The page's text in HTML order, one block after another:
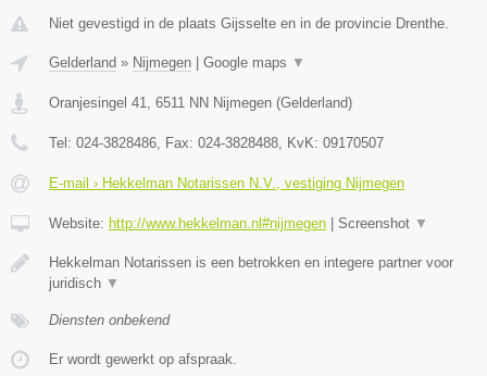
Niet gevestigd in de plaats Gijsselte en in de provincie Drenthe.
Gelderland » Nijmegen Google maps ▼
Oranjesingel 41, 6511 NN Nijmegen (Gelderland)
Tel: 024-3828486, Fax: 024-3828488, KvK: 09170507
E-mail › Hekkelman Notarissen N.V., vestiging Nijmegen
Website: http://www.hekkelman.nl#nijmegen Screenshot ▼
Hekkelman Notarissen is een betrokken en integere partner voor
juridisch ▼
Diensten onbekend
Er wordt gewerkt op afspraak.